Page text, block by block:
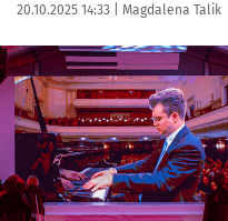
Data publikacji:
20.10.2025 14:33 | Autor:
Magdalena Talik
Kliknij, aby zobaczyć galerię